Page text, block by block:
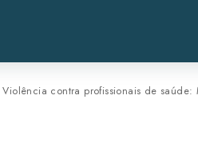
contra profissionais de